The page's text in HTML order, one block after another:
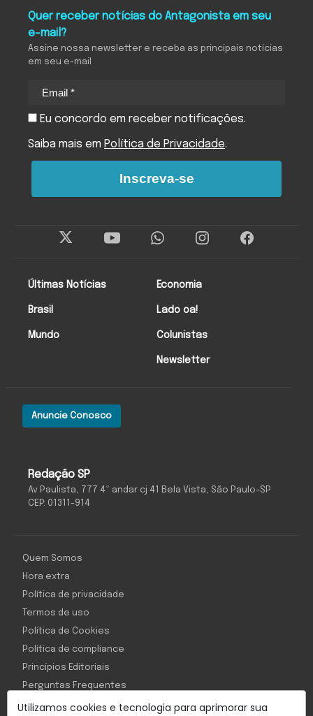
Utilizamos cookies e tecnologia para aprimorar sua
Redação SP
Av Paulista, 777 4º andar cj 41 Bela Vista, São Paulo-SP
CEP: 01311-914
Anuncie Conosco
Últimas Notícias
Brasil
Mundo
Economia
Lado oa!
Colunistas
Newsletter
Quer receber notícias do Antagonista em seu
e-mail?
Assine nossa newsletter e receba as principais notícias
em seu e-mail
Eu concordo em receber notificações.
Saiba mais em Política de Privacidade.
Inscreva-se
Quem Somos
Hora extra
Política de privacidade
Termos de uso
Política de Cookies
Política de compliance
Princípios Editoriais
Perguntas Frequentes